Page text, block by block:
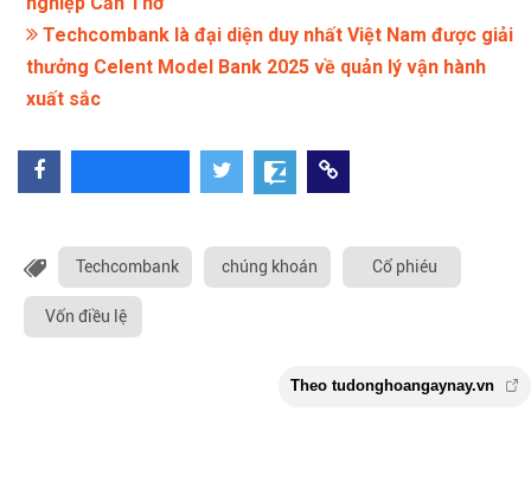
Techcombank là đại diện duy nhất Việt Nam được giải
thưởng Celent Model Bank 2025 về quản lý vận hành
xuất sắc
Techcombank chúng khoán Cổ phiéu
Vốn điều lệ